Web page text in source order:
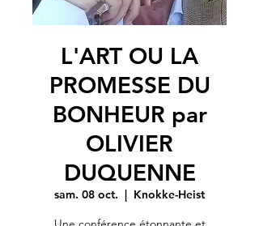
L'ART OU LA
PROMESSE DU
BONHEUR par
OLIVIER
DUQUENNE
sam. 08 oct.
  |
Knokke-Heist